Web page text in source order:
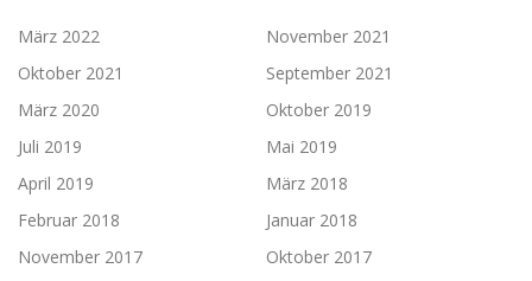
März 2022
November 2021
Oktober 2021
September 2021
März 2020
Oktober 2019
Juli 2019
Mai 2019
April 2019
März 2018
Februar 2018
Januar 2018
November 2017
Oktober 2017